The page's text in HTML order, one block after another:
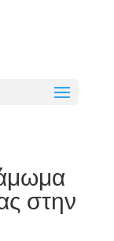
στην